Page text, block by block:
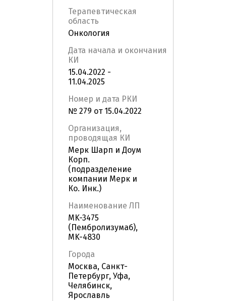
Терапевтическая
область
Онкология
Дата начала и окончания
КИ
15.04.2022 -
11.04.2025
Номер и дата РКИ
№ 279 от 15.04.2022
Организация,
проводящая КИ
Мерк Шарп и Доум
Корп.
(подразделение
компании Мерк и
Ко. Инк.)
Наименование ЛП
MK-3475
(Пембролизумаб),
MK-4830
Города
Москва, Санкт-
Петербург, Уфа,
Челябинск,
Ярославль